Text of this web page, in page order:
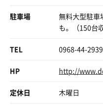
今回は八代方面、山
お風呂 入りたいです
うまく書けないけど
また遅くなると思います
駐車場
無料大型駐車
も。（150台
TEL 0968-44-2939
HP http://
定休日 木曜日